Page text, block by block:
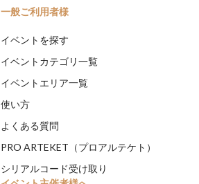
一般ご利用者様
イベントを探す
イベントカテゴリ一覧
イベントエリア一覧
使い方
よくある質問
PRO ARTEKET（プロアルテケト）
シリアルコード受け取り